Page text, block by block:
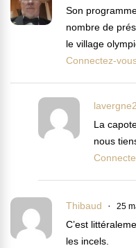
Son
nombre de
le village
Connectez-
La
nous
Thibaud 25
C’est
les incels.